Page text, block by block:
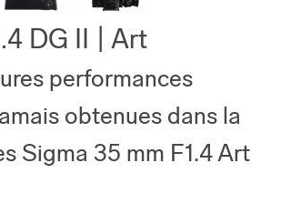
DG II | Art
performances
obtenues dans la
Sigma 35 mm F1.4 Art